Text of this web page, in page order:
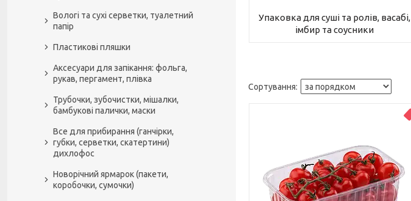
Упаковка для суші та ролів, васабі,
імбир та соусники
Вологі та сухі серветки, туалетний
папір
Пластикові пляшки
Аксесуари для запікання: фольга,
рукав, пергамент, плівка
Трубочки, зубочистки, мішалки,
бамбукові палички, маски
Все для прибирання (ганчірки,
губки, серветки, скатертини)
дихлофос
Новорічний ярмарок (пакети,
коробочки, сумочки)